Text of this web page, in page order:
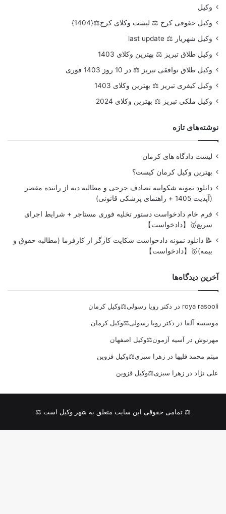
وکیل
وکیل حقوقی کرج ⚖️ لیست وکلای کرج⚖️{1404}
وکیل شهریار ⚖️ last update
وکیل طلاق تبریز ⚖️ بهترین وکلای 1403
وکیل طلاق توافقی تبریز ⚖️ در 10 روز 1403 فوری
وکیل کیفری تبریز ⚖️ بهترین وکلای 1403
وکیل ملکی تبریز ⚖️ بهترین وکلای 2024
نوشته‌های تازه
لیست دادگاه های کرمان
بهترین وکیل کرمان کیست؟
دانلود نمونه شکواییه تصادف جرحی و مطالبه دیه از راننده مقصر
(آپدیت 1405 + راهنمای پزشکی قانونی)
فرم خام دادخواست دستور تخلیه فوری مستاجر + شرایط اجرای
سریع🥇【دادخواست】
📝 دانلود نمونه دادخواست شکایت کارگر از کارفرما (مطالبه حقوق و
بیمه)🥇【دادخواست】
آخرین دیدگاه‌ها
roya rasooli در دکتر رویا رسولی⚖️وکیل کرمان
موسسه آلفا در دکتر رویا رسولی⚖️وکیل کرمان
مهرنوش در آسیه آزمون⚖️وکیل اصفهان
میثم محمد قلیها در زهرا سبزی⚖️وکیل قزوین
علی نژاد در زهرا سبزی⚖️وکیل قزوین
⚖ تمامی حقوقی این سایت متعلق به شهر وکیل است ⚖